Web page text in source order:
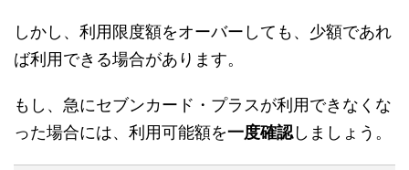
しかし、利用限度額をオーバーしても、少額であれ
ば利用できる場合があります。
もし、急にセブンカード・プラスが利用できなくな
った場合には、利用可能額を一度確認しましょう。